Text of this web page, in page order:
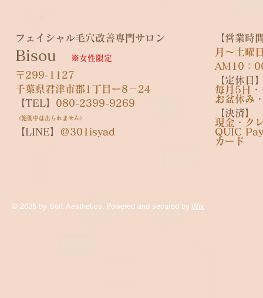
フェイシャル​毛穴改善専門サロン
Bisou ※女性限定
〒299-1127
千葉県君津市郡1丁目ー8－24
​【TEL】 080-2399-9269
（施術中は出られません）
【LINE】 ＠301isyad
【営業時
月～土
AM10：
【定休日
毎月5日
お盆休み
​【決済】
現金・ク
QUIC
​カード
© 2035 by Soft Aesthetics. Powered and secured by Wix